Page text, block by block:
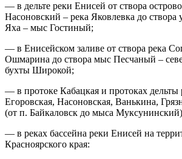
— в дельте реки Енисей от створа
Насоновский – река Яковлевка до створа
Яха – мыс Гостиный;
— в Енисейском заливе от створа река
Ошмарина до створа мыс Песчаный –
бухты Широкой;
— в протоке Кабацкая и протоках дельты
Егоровская, Насоновская, Ванькина,
(от п. Байкаловск до мыса
— в реках бассейна реки Енисей на
Красноярского края: